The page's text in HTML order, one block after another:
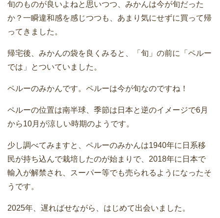
旬のものが良いよねと思いつつ、みかんは今が旬だった
か？一瞬違和感を感じつつも、あまり気にせずに買って帰
ってきました。
帰宅後、みかんの袋を良くみると、「旬」の前に「ペルー
では」とついていました。
ペルーのみかんです。ペルーは今が旬なのですね！
ペルーの位置は南半球、季節は日本と逆のイメージで6月
から10月が涼しい時期のようです。
少し調べてみますと、ペルーのみかんは1940年に日系移
民が持ち込んで栽培したのが始まりで、2018年に日本で
輸入が解禁され、スーパー等でも売られるようになったそ
うです。
2025年、遅ればせながら、はじめて出会いました。